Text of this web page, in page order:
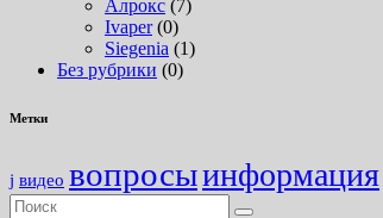
Алрокс (7)
Ivaper(0)
Siegenia (1)
Без рубрики (0)
Метки
j видео вопросыинформация